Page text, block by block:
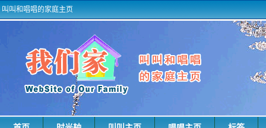
叫叫和唱唱的家庭主页